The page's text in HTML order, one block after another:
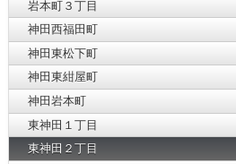
岩本町３丁目
神田西福田町
神田東松下町
神田東紺屋町
神田岩本町
東神田１丁目
東神田２丁目